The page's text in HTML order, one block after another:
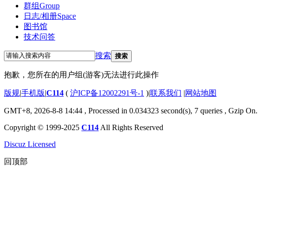
群组Group
日志/相册Space
图书馆
技术问答
搜索 搜索
抱歉，您所在的用户组(游客)无法进行此操作
版规|手机版|C114 ( 沪ICP备12002291号-1 )|联系我们 |网站地图
GMT+8, 2026-8-8 14:44 , Processed in 0.034323 second(s), 7 queries , Gzip On.
Copyright © 1999-2025 C114 All Rights Reserved
Discuz Licensed
回顶部